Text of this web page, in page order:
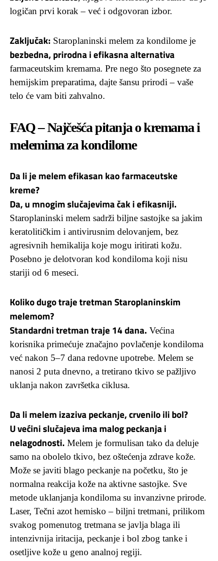
logičan prvi korak – već i odgovoran izbor.
Zaključak: Staroplaninski melem za kondilome je
bezbedna, prirodna i efikasna alternativa
farmaceutskim kremama. Pre nego što posegnete za
hemijskim preparatima, dajte šansu prirodi – vaše
telo će vam biti zahvalno.
FAQ – Najčešća pitanja o kremama i
melemima za kondilome
Da li je melem efikasan kao farmaceutske
kreme?
Da, u mnogim slučajevima čak i efikasniji.
Staroplaninski melem sadrži biljne sastojke sa jakim
keratolitičkim i antivirusnim delovanjem, bez
agresivnih hemikalija koje mogu iritirati kožu.
Posebno je delotvoran kod kondiloma koji nisu
stariji od 6 meseci.
Koliko dugo traje tretman Staroplaninskim
melemom?
Standardni tretman traje 14 dana. Većina
korisnika primećuje značajno povlačenje kondiloma
već nakon 5–7 dana redovne upotrebe. Melem se
nanosi 2 puta dnevno, a tretirano tkivo se pažljivo
uklanja nakon završetka ciklusa.
Da li melem izaziva peckanje, crvenilo ili bol?
U većini slučajeva ima malog peckanja i
nelagodnosti. Melem je formulisan tako da deluje
samo na obolelo tkivo, bez oštećenja zdrave kože.
Može se javiti blago peckanje na početku, što je
normalna reakcija kože na aktivne sastojke. Sve
metode uklanjanja kondiloma su invanzivne prirode.
Laser, Tečni azot hemisko – biljni tretmani, prilikom
svakog pomenutog tretmana se javlja blaga ili
intenzivnija iritacija, peckanje i bol zbog tanke i
osetljive kože u geno analnoj regiji.